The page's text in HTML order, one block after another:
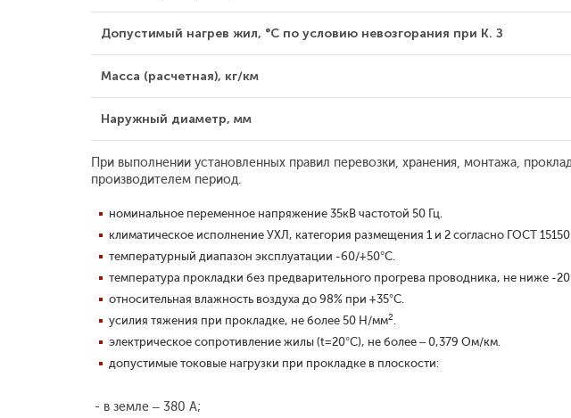
Допустимый нагрев жил, °С по условию невозгорания при К. З
Масса (расчетная), кг/км
Наружный диаметр, мм
При выполнении установленных правил перевозки, хранения, монтажа,
производителем период.
номинальное переменное напряжение 35кВ частотой 50 Гц.
климатическое исполнение УХЛ, категория размещения 1 и 2 согласно ГОСТ
температурный диапазон эксплуатации -60/+50°С.
температура прокладки без предварительного прогрева проводника, не ниже -
относительная влажность воздуха до 98% при +35°С.
усилия тяжения при прокладке, не более 50 Н/мм2.
электрическое сопротивление жилы (t=20°С), не более – 0,379 Ом/км.
допустимые токовые нагрузки при прокладке в плоскости:
- в земле – 380 А;